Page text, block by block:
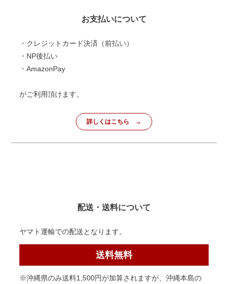
お支払いについて
・クレジットカード決済（前払い）
・NP後払い
・AmazonPay
がご利用頂けます。
詳しくはこちら
配送・送料について
ヤマト運輸での配送となります。
送料無料
※沖縄県のみ送料1,500円が加算されますが、沖縄本島の